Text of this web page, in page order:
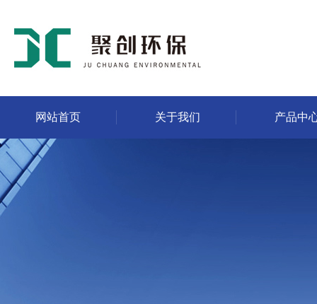
网站首页 关于我们 产品中